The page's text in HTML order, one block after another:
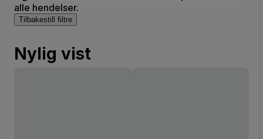
alle hendelser.
Tilbakestill filtre
Nylig vist